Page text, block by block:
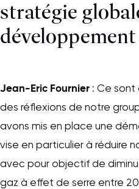
stratégie
Jean-Eric Fournier : Ce
des réflexions de notre
avons mis en place une
vise en particulier à réduire
avec pour objectif de
gaz à effet de serre entre